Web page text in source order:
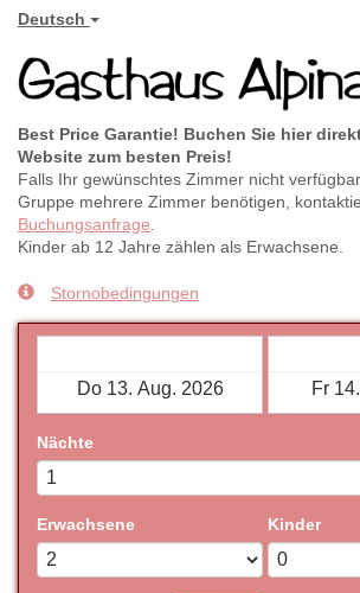
Deutsch
Best Price Garantie! Buchen Sie hier
Website zum besten Preis!
Falls Ihr gewünschtes Zimmer nicht
Gruppe mehrere Zimmer benötigen,
Buchungsanfrage
Kinder ab 12 Jahre zählen als Erwachsene.
Stornobedingungen
Nächte
Erwachsene Kinder